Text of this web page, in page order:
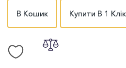
В Кошик Купити В 1 Клік